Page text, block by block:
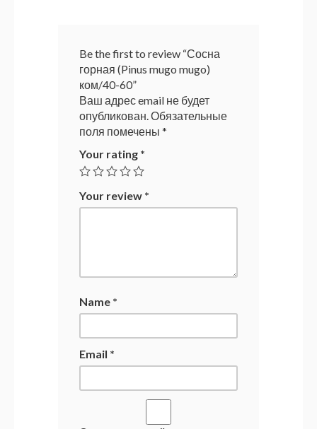
Be the first to review “Сосна
горная (Pinus mugo mugo)
ком/40-60”
Ваш адрес email не будет
опубликован.Обязательные
поля помечены*
Your rating *
Your review *
Name *
Email *